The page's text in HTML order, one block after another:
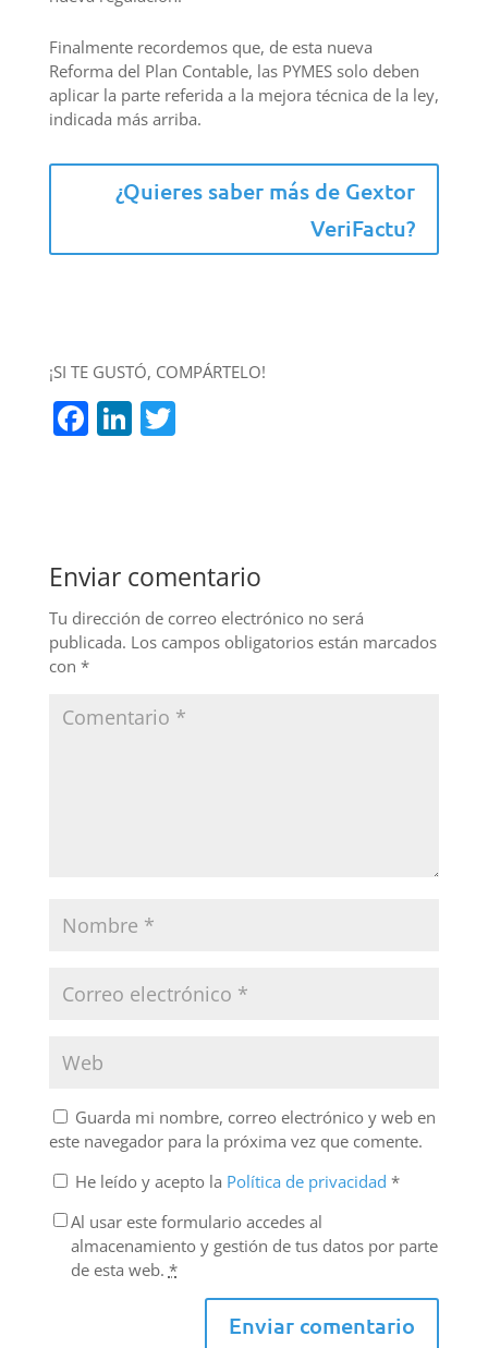
Finalmente recordemos que, de esta nueva
Reforma del Plan Contable, las PYMES solo deben
aplicar la parte referida a la mejora técnica de la ley,
indicada más arriba.
¿Quieres saber más de Gextor
VeriFactu?
¡SI TE GUSTÓ, COMPÁRTELO!
F
b
o
o
k
Li
n
T
Enviar comentario
Tu dirección de correo electrónico no será
publicada. Los campos obligatorios están marcados
con *
Guarda mi nombre, correo electrónico y web en
este navegador para la próxima vez que comente.
He leído y acepto la Política de privacidad *
Al usar este formulario accedes al
almacenamiento y gestión de tus datos por parte
de esta web. *